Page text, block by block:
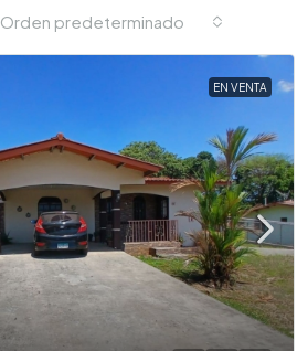
Orden predeterminado
EN VENTA